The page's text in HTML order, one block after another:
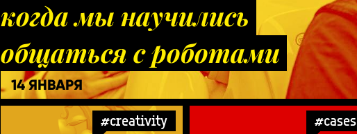
когда мы научились
общаться с роботами
14 ЯНВАРЯ
#creativity
#cases